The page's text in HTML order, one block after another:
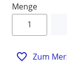
Menge
Zum